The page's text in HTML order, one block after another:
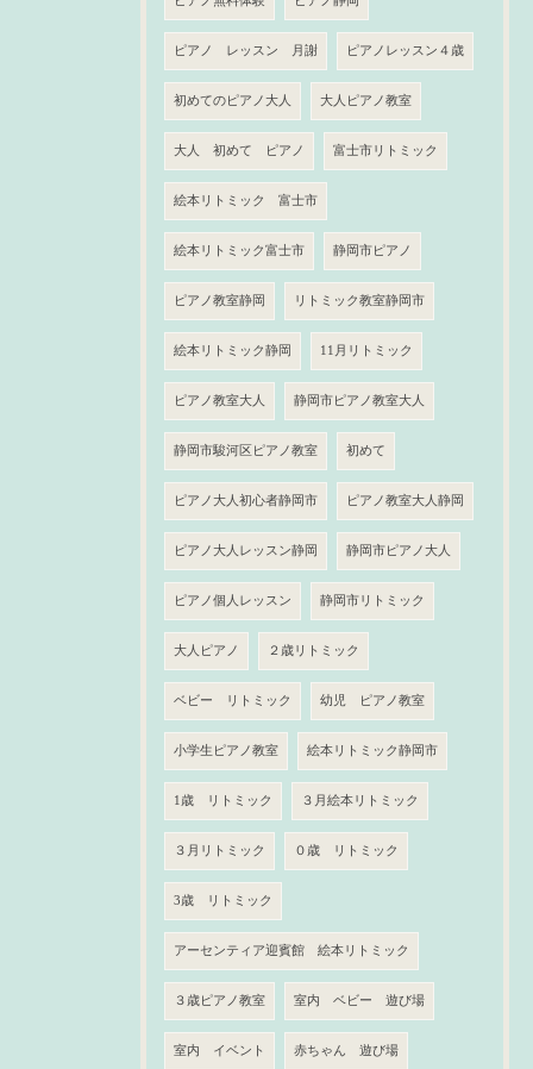
ピアノ レッスン 月謝 ピアノレッスン４歳
初めてのピアノ大人 大人ピアノ教室
大人 初めて ピアノ 富士市リトミック
絵本リトミック 富士市
絵本リトミック富士市 静岡市ピアノ
ピアノ教室静岡 リトミック教室静岡市
絵本リトミック静岡 11月リトミック
ピアノ教室大人 静岡市ピアノ教室大人
静岡市駿河区ピアノ教室 初めて
ピアノ大人初心者静岡市 ピアノ教室大人静岡
ピアノ大人レッスン静岡 静岡市ピアノ大人
ピアノ個人レッスン 静岡市リトミック
大人ピアノ ２歳リトミック
ベビー リトミック 幼児 ピアノ教室
小学生ピアノ教室 絵本リトミック静岡市
1歳 リトミック ３月絵本リトミック
３月リトミック ０歳 リトミック
3歳 リトミック
アーセンティア迎賓館 絵本リトミック
３歳ピアノ教室 室内 ベビー 遊び場
室内 イベント 赤ちゃん 遊び場